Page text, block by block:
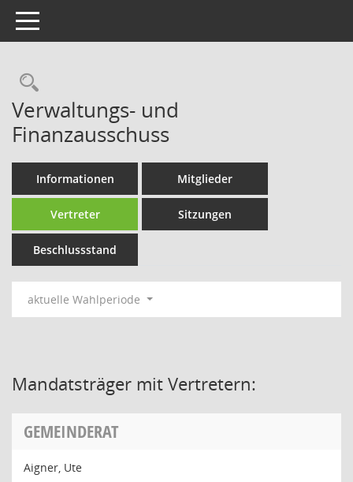
Toggle navigation
Rechercheauswahl
Verwaltungs- und
Finanzausschuss
Informationen Mitglieder
Vertreter Sitzungen
Beschlussstand
aktuelle Wahlperiode
Mandatsträger mit Vertretern:
GEMEINDERAT
Aigner, Ute